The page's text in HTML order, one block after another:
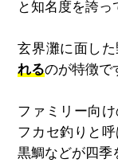
と知名度を誇っ
玄界灘に面した
れるのが特徴で
ファミリー向
フカセ釣りと
黒鯛などが四季